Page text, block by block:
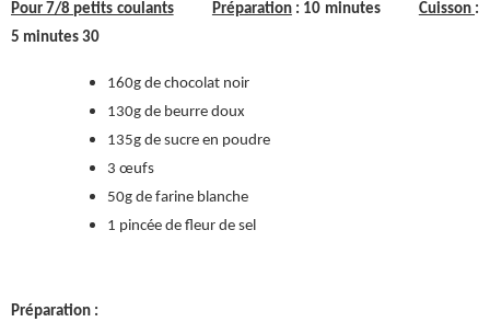
Pour 7/8 petits coulants Préparation: 10 minutes Cuisson :
5 minutes 30
160g de chocolat noir
130g de beurre doux
135g de sucre en poudre
3 œufs
50g de farine blanche
1 pincée de fleur de sel
Préparation :